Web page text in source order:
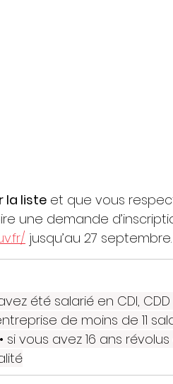
la liste et que vous
une demande
jusqu’au 27 septembre.
été salarié en CDI,
de moins de 11
vous avez 16 ans